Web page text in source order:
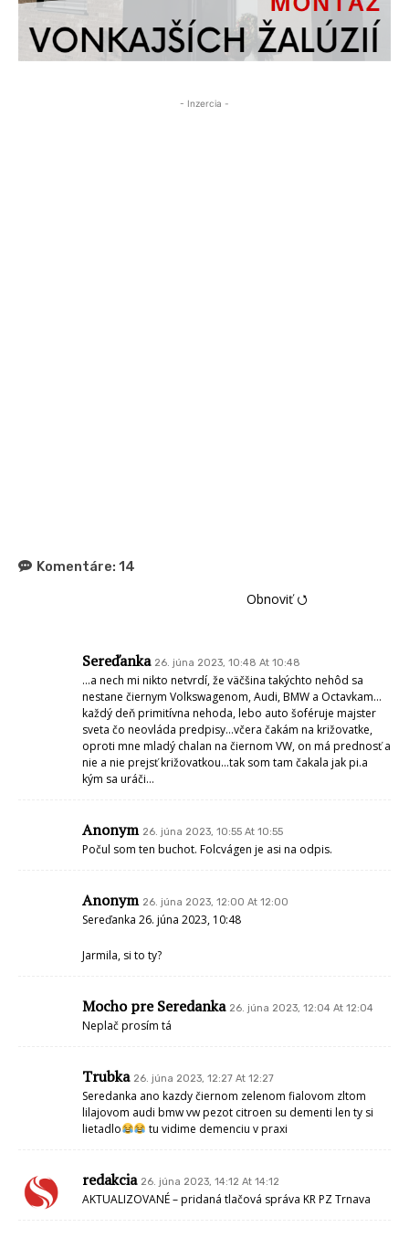
- Inzercia -
Komentáre: 14
Obnoviť ⭯
Sereďanka 26. júna 2023, 10:48 At 10:48
…a nech mi nikto netvrdí, že väčšina takýchto nehôd sa
nestane čiernym Volkswagenom, Audi, BMW a Octavkam…
každý deň primitívna nehoda, lebo auto šoféruje majster
sveta čo neovláda predpisy…včera čakám na križovatke,
oproti mne mladý chalan na čiernom VW, on má prednosť a
nie a nie prejsť križovatkou…tak som tam čakala jak pi.a
kým sa uráči…
Anonym 26. júna 2023, 10:55 At 10:55
Počul som ten buchot. Folcvágen je asi na odpis.
Anonym 26. júna 2023, 12:00 At 12:00
Sereďanka 26. júna 2023, 10:48
Jarmila, si to ty?
Mocho pre Seredanka 26. júna 2023, 12:04 At 12:04
Neplač prosím tá
Trubka 26. júna 2023, 12:27 At 12:27
Seredanka ano kazdy čiernom zelenom fialovom zltom
lilajovom audi bmw vw pezot citroen su dementi len ty si
lietadlo
tu vidime demenciu v praxi
redakcia 26. júna 2023, 14:12 At 14:12
AKTUALIZOVANÉ – pridaná tlačová správa KR PZ Trnava